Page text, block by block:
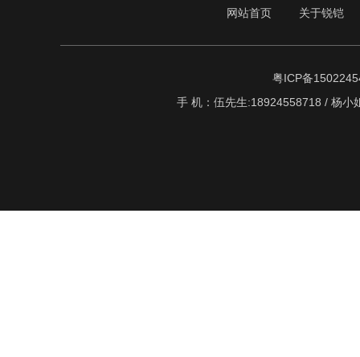
网站首页 关于锐铠
粤ICP备
手 机：伍先生:18924558718 / 杨